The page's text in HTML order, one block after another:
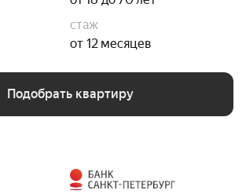
стаж
от 12 месяцев
Подобрать квартиру